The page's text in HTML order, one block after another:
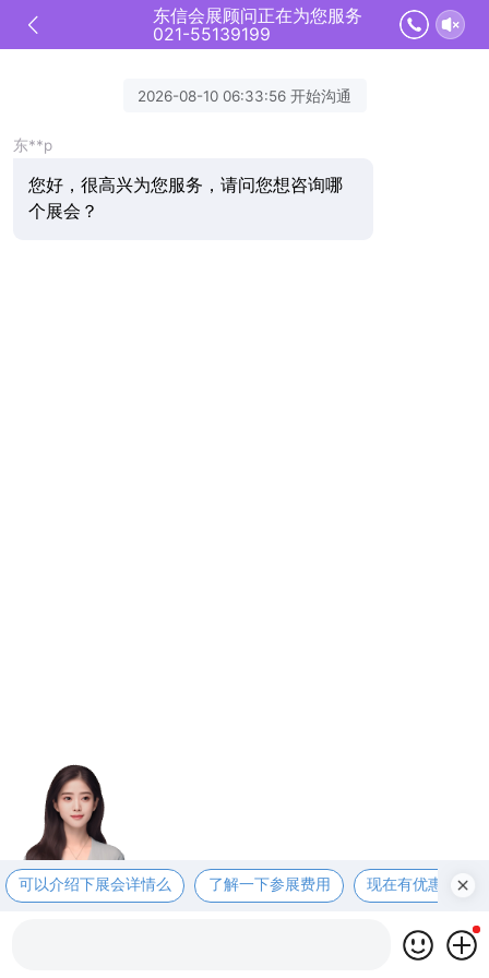
东信会展顾问正在为您服务
021-55139199
2026-08-10 06:33:56 开始沟通
东**p
您好，很高兴为您服务，请问您想咨询哪
个展会？
可以介绍下展会详情么 了解一下参展费用 现在有优惠活动吗